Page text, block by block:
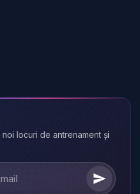
locuri de antrenament și